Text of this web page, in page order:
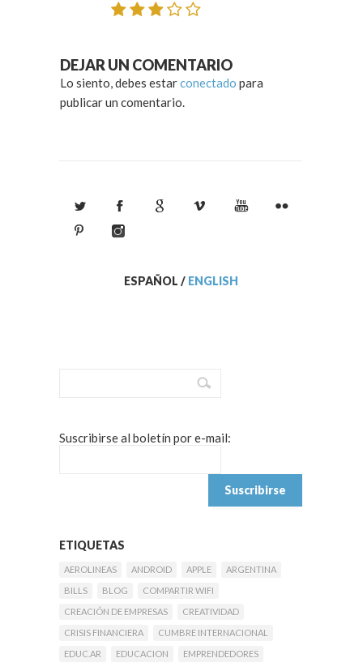
DEJAR UN COMENTARIO
Lo siento, debes estarconectado para
publicar un comentario.
ESPAÑOL / ENGLISH
Suscribirse al boletín por e-mail:
ETIQUETAS
AEROLINEAS ANDROID APPLE
ARGENTINA
BILLS
BLOG
COMPARTIR WIFI
CREACIÓN DE EMPRESAS
CREATIVIDAD
CRISIS FINANCIERA
CUMBRE INTERNACIONAL
EDUC.AR
EDUCACION
EMPRENDEDORES